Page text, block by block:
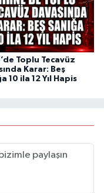
Toplu Tecavüz
Karar: Beş
10 ila 12 Yıl Hapis